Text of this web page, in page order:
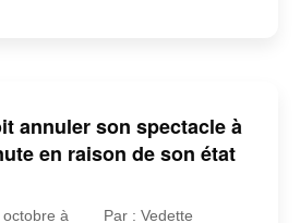
annuler son spectacle à
en raison de son état
à Par : Vedette